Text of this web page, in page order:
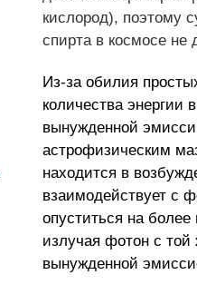
кислород), поэтому
спирта в космосе
Из-за обилия
количества энергии
вынужденной
астрофизическим
находится в
взаимодействует с
опуститься на более
излучая фотон с той
вынужденной